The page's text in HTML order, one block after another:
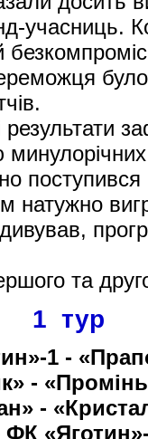
учасниць.
минулорічних
поступився
натужно
та
1 тур
1 -
-
-